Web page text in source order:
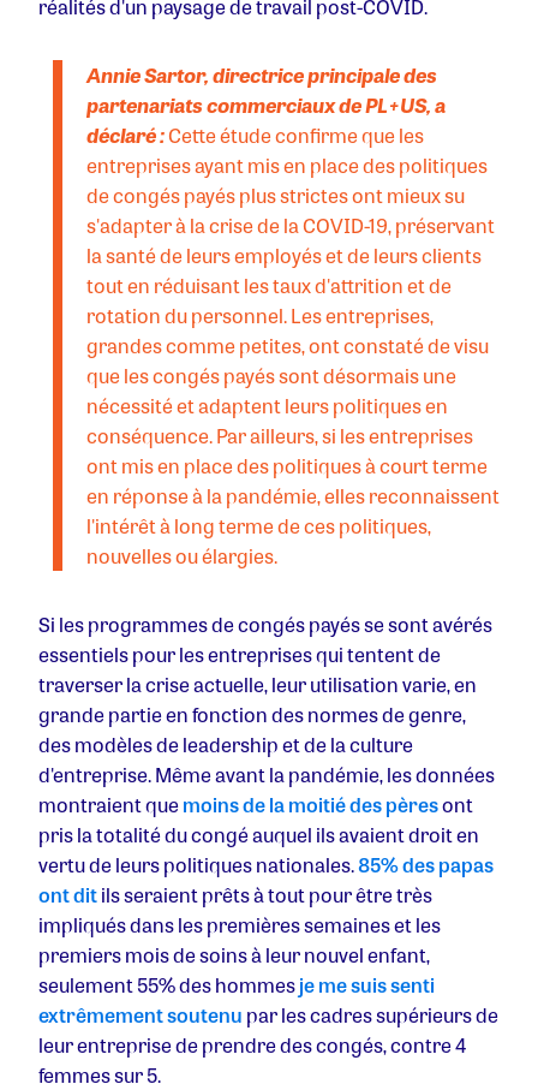
réalités d'un paysage de travail post-COVID.
Annie Sartor, directrice principale des
partenariats commerciaux de PL+US, a
déclaré :Cette étude confirme que les
entreprises ayant mis en place des politiques
de congés payés plus strictes ont mieux su
s'adapter à la crise de la COVID-19, préservant
la santé de leurs employés et de leurs clients
tout en réduisant les taux d'attrition et de
rotation du personnel. Les entreprises,
grandes comme petites, ont constaté de visu
que les congés payés sont désormais une
nécessité et adaptent leurs politiques en
conséquence. Par ailleurs, si les entreprises
ont mis en place des politiques à court terme
en réponse à la pandémie, elles reconnaissent
l'intérêt à long terme de ces politiques,
nouvelles ou élargies.
Si les programmes de congés payés se sont avérés
essentiels pour les entreprises qui tentent de
traverser la crise actuelle, leur utilisation varie, en
grande partie en fonction des normes de genre,
des modèles de leadership et de la culture
d'entreprise. Même avant la pandémie, les données
montraient quemoins de la moitié des pèresont
pris la totalité du congé auquel ils avaient droit en
vertu de leurs politiques nationales.85% des papas
ont ditils seraient prêts à tout pour être très
impliqués dans les premières semaines et les
premiers mois de soins à leur nouvel enfant,
seulement 55% des hommesje me suis senti
extrêmement soutenu par les cadres supérieurs de
leur entreprise de prendre des congés, contre 4
femmes sur 5.